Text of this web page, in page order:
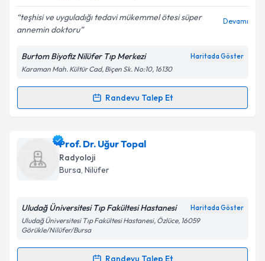
E-posta Adresiniz
Kişisel verilerimin işlenmesine ilişkin
Metni'ni okudum ve kişisel verilerimin belirtilen
kapsamda işlenmesini kabul ediyorum.
teşhisi ve uyguladığı tedavi mükemmel ötesi süper
annemin doktoru
Devamı
Burtom Biyofiz Nilüfer Tıp Merkezi Haritada Göster
Karaman Mah. Kültür Cad, Biçen Sk. No:10, 16130
Randevu Talep Et
Randevu Takvimi Talebi
Uzm. Dr. Ayfer Evreniçin randevu takvimi talebi
oluşturun. Size bu uzmandan randevu almanız için bir
takvim hazırlandığında e-posta ile bilgilendireceğiz.
Kişisel verilerimin işlenmesine ilişkinAydınlatma
Prof. Dr. Uğur Topal
Radyoloji
Bursa, Nilüfer
Uludağ Üniversitesi Tıp Fakültesi Hastanesi Haritada Göster
Uludağ Üniversitesi Tıp Fakültesi Hastanesi, Özlüce, 16059
Görükle/Nilüfer/Bursa
Randevu Talep Et